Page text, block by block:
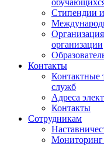
Стипендии
организации
Контакты
Контактные
служб
Адреса
Контакты
Сотрудникам
Мониторинг